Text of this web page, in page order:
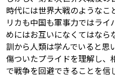
時代には世界大戦のようなこ
リカも中国も軍事力ではラ
めにはお互いになくてはなら
訓から人類は学んでいると思
傷ついたプライドを理解し、
で戦争を回避できることを信